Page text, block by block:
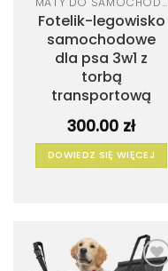
Fotelik-legowisko
samochodowe
dla psa 3w1 z
torbą
transportową
300.00 zł
DOWIEDZ SIĘ WIĘCEJ